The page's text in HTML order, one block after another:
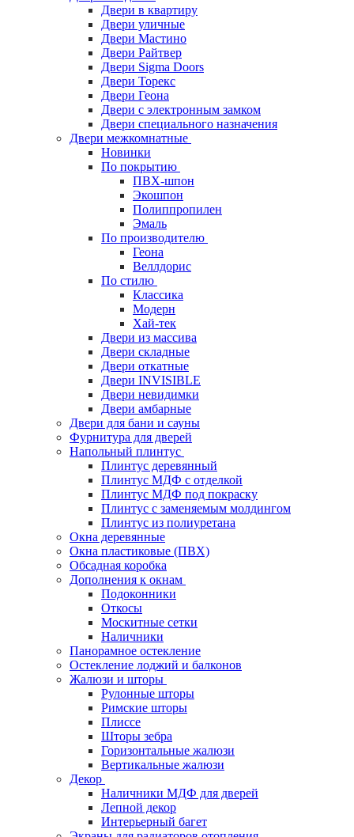
Двери в квартиру
Двери уличные
Двери Мастино
Двери Райтвер
Двери Sigma Doors
Двери Торекс
Двери Геона
Двери с электронным замком
Двери специального назначения
Двери межкомнатные
Новинки
По покрытию
ПВХ-шпон
Экошпон
Полиппропилен
Эмаль
По производителю
Геона
Веллдорис
По стилю
Классика
Модерн
Хай-тек
Двери из массива
Двери складные
Двери откатные
Двери INVISIBLE
Двери невидимки
Двери амбарные
Двери для бани и сауны
Фурнитура для дверей
Напольный плинтус
Плинтус деревянный
Плинтус МДФ с отделкой
Плинтус МДФ под покраску
Плинтус с заменяемым молдингом
Плинтус из полиуретана
Окна деревянные
Окна пластиковые (ПВХ)
Обсадная коробка
Дополнения к окнам
Подоконники
Откосы
Москитные сетки
Наличники
Панорамное остекление
Остекление лоджий и балконов
Жалюзи и шторы
Рулонные шторы
Римские шторы
Плиссе
Шторы зебра
Горизонтальные жалюзи
Вертикальные жалюзи
Декор
Наличники МДФ для дверей
Лепной декор
Интерьерный багет